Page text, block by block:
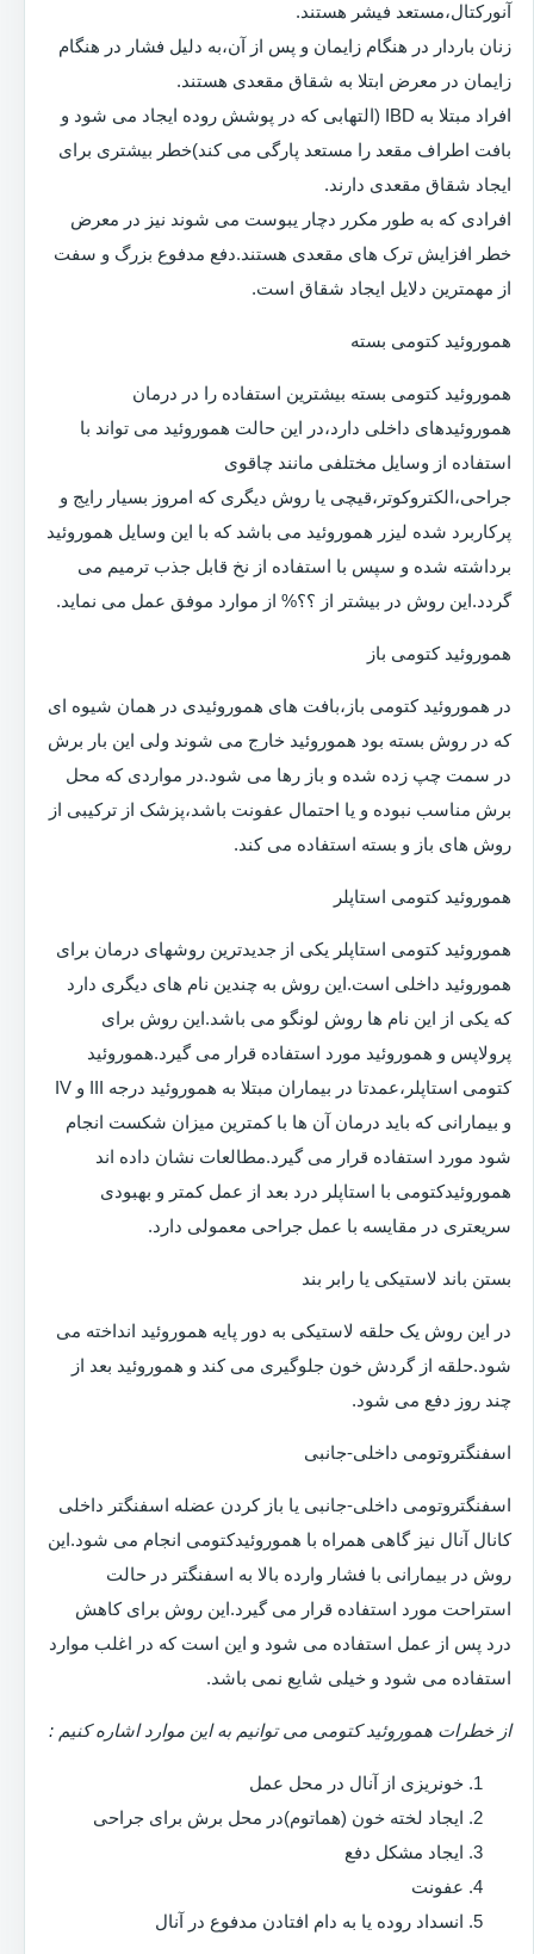
آنورکتال،مستعد فیشر هستند.
زنان باردار در هنگام زایمان و پس از آن،به دلیل فشار در هنگام
زایمان در معرض ابتلا به شقاق مقعدی هستند.
افراد مبتلا به IBD (التهابی که در پوشش روده ایجاد می شود و
بافت اطراف مقعد را مستعد پارگی می کند)خطر بیشتری برای
ایجاد شقاق مقعدی دارند.
افرادی که به طور مکرر دچار یبوست می شوند نیز در معرض
خطر افزایش ترک های مقعدی هستند.دفع مدفوع بزرگ و سفت
از مهمترین دلایل ایجاد شقاق است.
هموروئید کتومی بسته
هموروئید کتومی بسته بیشترین استفاده را در درمان
هموروئیدهای داخلی دارد،در این حالت هموروئید می تواند با
استفاده از وسایل مختلفی مانند چاقوی
جراحی،الکتروکوتر،قیچی یا روش دیگری که امروز بسیار رایج و
پرکاربرد شده لیزر هموروئید می باشد که با این وسایل هموروئید
برداشته شده و سپس با استفاده از نخ قابل جذب ترمیم می
گردد.این روش در بیشتر از ؟؟% از موارد موفق عمل می نماید.
هموروئید کتومی باز
در هموروئید کتومی باز،بافت های هموروئیدی در همان شیوه ای
که در روش بسته بود هموروئید خارج می شوند ولی این بار برش
در سمت چپ زده شده و باز رها می شود.در مواردی که محل
برش مناسب نبوده و یا احتمال عفونت باشد،پزشک از ترکیبی از
روش های باز و بسته استفاده می کند.
هموروئید کتومی استاپلر
هموروئید کتومی استاپلر یکی از جدیدترین روشهای درمان برای
هموروئید داخلی است.این روش به چندین نام های دیگری دارد
که یکی از این نام ها روش لونگو می باشد.این روش برای
پرولاپس و هموروئید مورد استفاده قرار می گیرد.هموروئید
کتومی استاپلر،عمدتا در بیماران مبتلا به هموروئید درجه III و IV
و بیمارانی که باید درمان آن ها با کمترین میزان شکست انجام
شود مورد استفاده قرار می گیرد.مطالعات نشان داده اند
هموروئیدکتومی با استاپلر درد بعد از عمل کمتر و بهبودی
سریعتری در مقایسه با عمل جراحی معمولی دارد.
بستن باند لاستیکی یا رابر بند
در این روش یک حلقه لاستیکی به دور پایه هموروئید انداخته می
شود.حلقه از گردش خون جلوگیری می کند و هموروئید بعد از
چند روز دفع می شود.
اسفنگتروتومی داخلی-جانبی
اسفنگتروتومی داخلی-جانبی یا باز کردن عضله اسفنگتر داخلی
کانال آنال نیز گاهی همراه با هموروئیدکتومی انجام می شود.این
روش در بیمارانی با فشار وارده بالا به اسفنگتر در حالت
استراحت مورد استفاده قرار می گیرد.این روش برای کاهش
درد پس از عمل استفاده می شود و این است که در اغلب موارد
استفاده می شود و خیلی شایع نمی باشد.
از خطرات هموروئید کتومی می توانیم به این موارد اشاره کنیم :
خونریزی از آنال در محل عمل
ایجاد لخته خون (هماتوم)در محل برش برای جراحی
ایجاد مشکل دفع
عفونت
انسداد روده یا به دام افتادن مدفوع در آنال